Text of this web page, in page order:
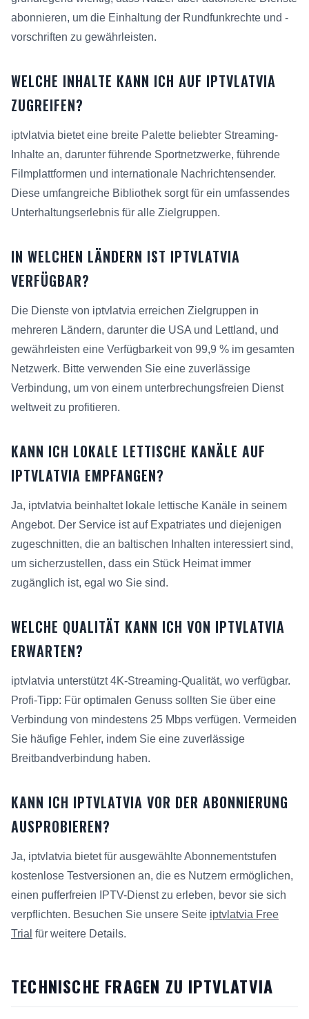
abonnieren, um die Einhaltung der Rundfunkrechte und -
vorschriften zu gewährleisten.
WELCHE INHALTE KANN ICH AUF IPTVLATVIA
ZUGREIFEN?
iptvlatvia bietet eine breite Palette beliebter Streaming-
Inhalte an, darunter führende Sportnetzwerke, führende
Filmplattformen und internationale Nachrichtensender.
Diese umfangreiche Bibliothek sorgt für ein umfassendes
Unterhaltungserlebnis für alle Zielgruppen.
IN WELCHEN LÄNDERN IST IPTVLATVIA
VERFÜGBAR?
Die Dienste von iptvlatvia erreichen Zielgruppen in
mehreren Ländern, darunter die USA und Lettland, und
gewährleisten eine Verfügbarkeit von 99,9 % im gesamten
Netzwerk. Bitte verwenden Sie eine zuverlässige
Verbindung, um von einem unterbrechungsfreien Dienst
weltweit zu profitieren.
KANN ICH LOKALE LETTISCHE KANÄLE AUF
IPTVLATVIA EMPFANGEN?
Ja, iptvlatvia beinhaltet lokale lettische Kanäle in seinem
Angebot. Der Service ist auf Expatriates und diejenigen
zugeschnitten, die an baltischen Inhalten interessiert sind,
um sicherzustellen, dass ein Stück Heimat immer
zugänglich ist, egal wo Sie sind.
WELCHE QUALITÄT KANN ICH VON IPTVLATVIA
ERWARTEN?
iptvlatvia unterstützt 4K-Streaming-Qualität, wo verfügbar.
Profi-Tipp: Für optimalen Genuss sollten Sie über eine
Verbindung von mindestens 25 Mbps verfügen. Vermeiden
Sie häufige Fehler, indem Sie eine zuverlässige
Breitbandverbindung haben.
KANN ICH IPTVLATVIA VOR DER ABONNIERUNG
AUSPROBIEREN?
Ja, iptvlatvia bietet für ausgewählte Abonnementstufen
kostenlose Testversionen an, die es Nutzern ermöglichen,
einen pufferfreien IPTV-Dienst zu erleben, bevor sie sich
verpflichten. Besuchen Sie unsere Seite iptvlatvia Free
Trial für weitere Details.
TECHNISCHE FRAGEN ZU IPTVLATVIA